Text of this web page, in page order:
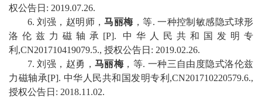
权公告日 : 2019.07.26.
6.刘强，赵明师，马丽梅，等.一种控制敏感隐式球形
洛伦兹力磁轴承 [P]. 中华人民共和国发明专
利 ,CN201710419079.5., 授权公告日 : 2019.02.26.
7.刘强，赵勇，马丽梅，等. 一种三自由度隐式洛伦兹
力磁轴承[P]. 中华人民共和国发明专利 ,CN201710220579.6.,
授权公告日 : 2018.11.02.